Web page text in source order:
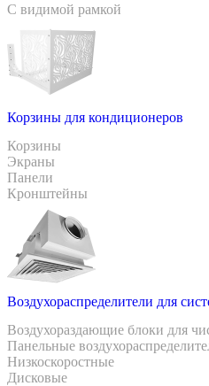
С видимой рамкой
Корзины для кондиционеров
Корзины
Экраны
Панели
Кронштейны
Воздухораспределители для
Воздухораздающие блоки для
Панельные
Низкоскоростные
Дисковые